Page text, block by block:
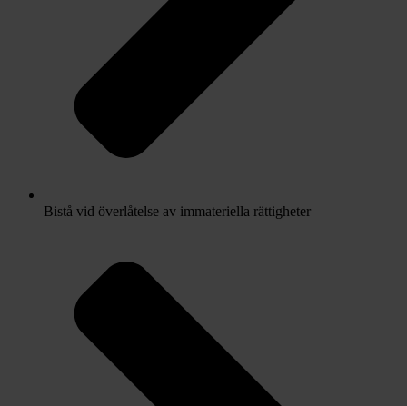
Bistå vid överlåtelse av immateriella rättigheter